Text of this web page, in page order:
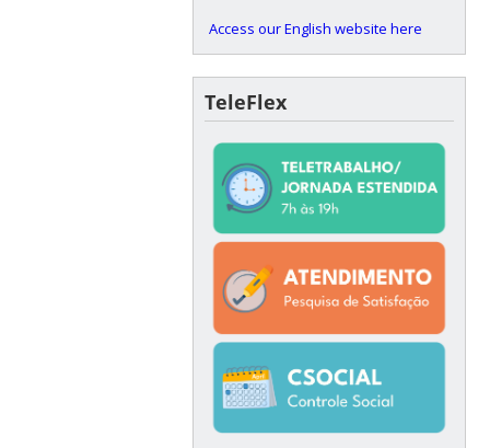
Access our English website here
TeleFlex